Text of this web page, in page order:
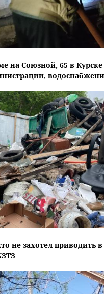
на Союзной, 65 в Курске
не захотел приводить